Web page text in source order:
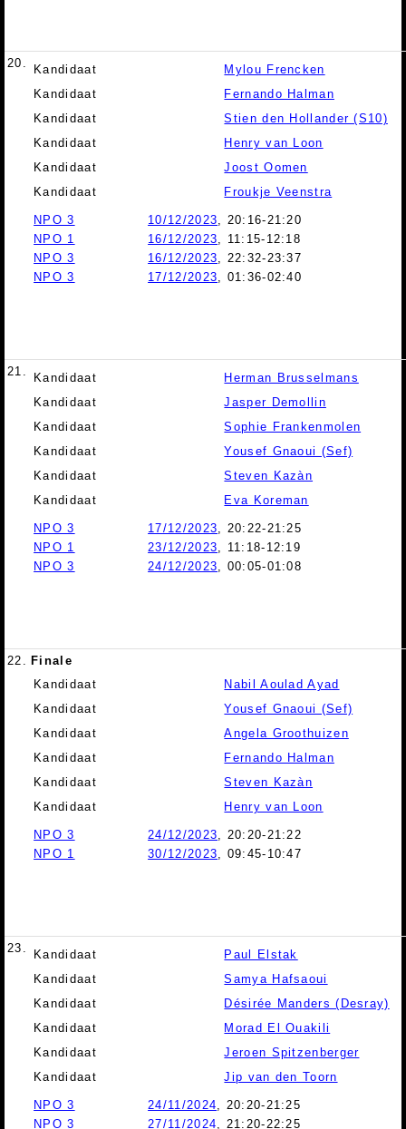
20. Kandidaat
Mylou Frencken
Kandidaat
Fernando Halman
Kandidaat
Stien den Hollander (S10)
Kandidaat
Henry van Loon
Kandidaat
Joost Oomen
Kandidaat
Froukje Veenstra
NPO 3 10/12/2023, 20:16-21:20
NPO 1
16/12/2023, 11:15-12:18
NPO 3
16/12/2023, 22:32-23:37
NPO 3
17/12/2023, 01:36-02:40
21. Kandidaat
Herman Brusselmans
Kandidaat
Jasper Demollin
Kandidaat
Sophie Frankenmolen
Kandidaat
Yousef Gnaoui (Sef)
Kandidaat
Steven Kazàn
Kandidaat
Eva Koreman
NPO 3 17/12/2023, 20:22-21:25
NPO 1
23/12/2023, 11:18-12:19
NPO 3
24/12/2023, 00:05-01:08
22. Finale
Kandidaat
Nabil Aoulad Ayad
Kandidaat
Yousef Gnaoui (Sef)
Kandidaat
Angela Groothuizen
Kandidaat
Fernando Halman
Kandidaat
Steven Kazàn
Kandidaat
Henry van Loon
NPO 3 24/12/2023, 20:20-21:22
NPO 1
30/12/2023, 09:45-10:47
23. Kandidaat
Paul Elstak
Kandidaat
Samya Hafsaoui
Kandidaat
Désirée Manders (Desray)
Kandidaat
Morad El Ouakili
Kandidaat
Jeroen Spitzenberger
Kandidaat
Jip van den Toorn
NPO 3 24/11/2024, 20:20-21:25
NPO 3
27/11/2024, 21:20-22:25